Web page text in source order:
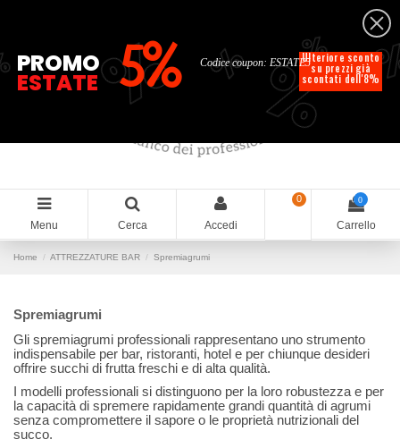
Italiano
Menu Cerca Accedi
0 0
Carrello
Home ATTREZZATURE BAR Spremiagrumi
Spremiagrumi
Gli spremiagrumi professionali rappresentano uno strumento
indispensabile per bar, ristoranti, hotel e per chiunque desideri
offrire succhi di frutta freschi e di alta qualità.
I modelli professionali si distinguono per la loro robustezza e per
la capacità di spremere rapidamente grandi quantità di agrumi
senza compromettere il sapore o le proprietà nutrizionali del
succo.
%
% %
% Ulteriore sconto
su prezzi già
scontati dell'8%
Codice coupon: ESTATE5
PROMO
ESTATE 5%